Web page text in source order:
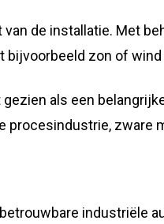
van de installatie. Met
bijvoorbeeld zon of
als een
procesindustrie,
industriële